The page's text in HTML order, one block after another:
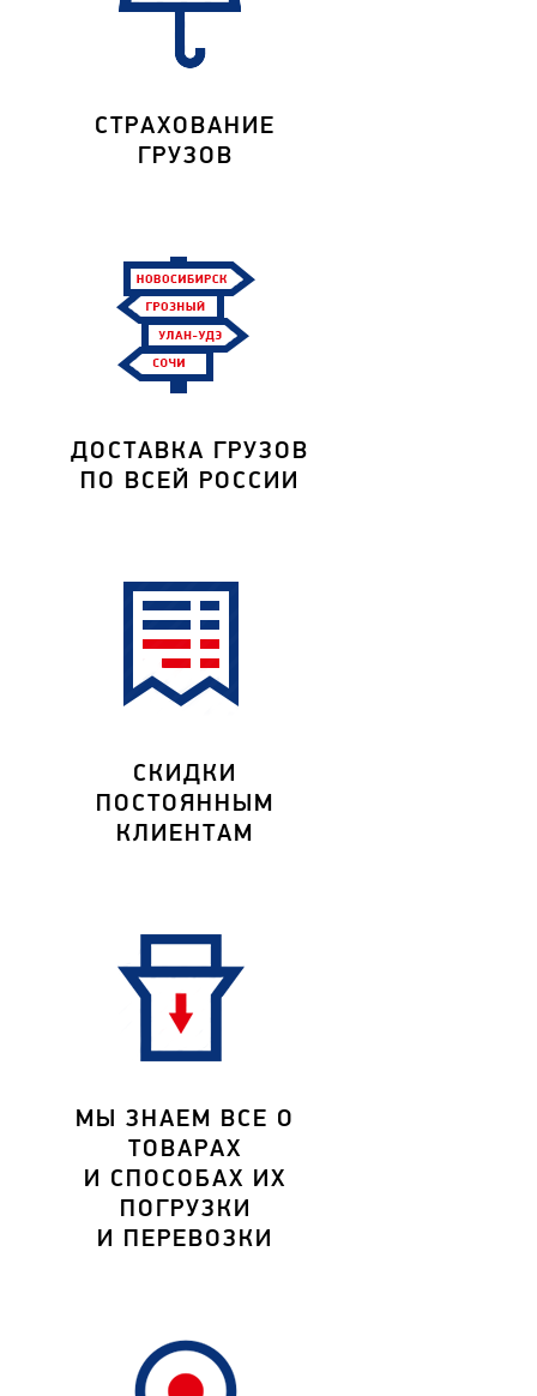
СТРАХОВАНИЕ
ГРУЗОВ
ДОСТАВКА ГРУЗОВ
ПО ВСЕЙ РОССИИ
СКИДКИ
ПОСТОЯННЫМ
КЛИЕНТАМ
МЫ ЗНАЕМ ВСЕ О
ТОВАРАХ
И СПОСОБАХ ИХ
ПОГРУЗКИ
И ПЕРЕВОЗКИ